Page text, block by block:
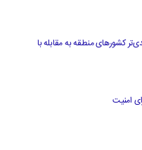
کشورهای منطقه به مقابله با
امنیت